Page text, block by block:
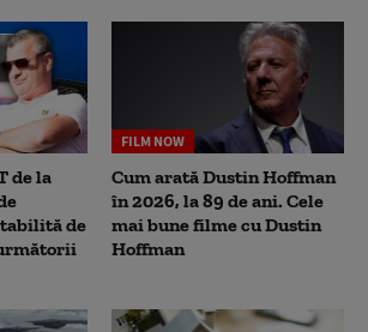
de la
de
FILM NOW
Cum arată Dustin Hoffman
în 2026, la 89 de ani. Cele
mai bune filme cu Dustin
Hoffman